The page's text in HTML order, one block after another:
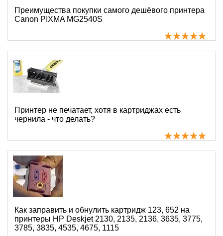
Преимущества покупки самого дешёвого принтера
Canon PIXMA MG2540S
Принтер не печатает, хотя в картриджах есть
чернила - что делать?
Как заправить и обнулить картридж 123, 652 на
принтеры HP Deskjet 2130, 2135, 2136, 3635, 3775,
3785, 3835, 4535, 4675, 1115